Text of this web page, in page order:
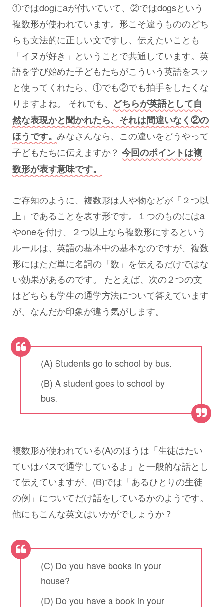
①ではdogにaが付いていて、②ではdogsという
複数形が使われています。形こそ違うもののどち
らも文法的に正しい文ですし、伝えたいことも
「イヌが好き」ということで共通しています。英
語を学び始めた子どもたちがこういう英語をスッ
と使ってくれたら、①でも②でも拍手をしたくな
りますよね。 それでも、
どちらが英語として自
然な表現かと聞かれたら、それは間違いなく②の
ほうです。 みなさんなら、この違いをどうやって
子どもたちに伝えますか？ 今回のポイントは複
数形が表す意味です。
ご存知のように、複数形は人や物などが「２つ以
上」であることを表す形です。１つのものにはa
やoneを付け、２つ以上なら複数形にするという
ルールは、英語の基本中の基本なのですが、複数
形にはただ単に名詞の「数」を伝えるだけではな
い効果があるのです。 たとえば、次の２つの文
はどちらも学生の通学方法について答えています
が、なんだか印象が違う気がします。
(A) Students go to school by bus.
(B) A student goes to school by
bus.
複数形が使われている(A)のほうは「生徒はたい
ていはバスで通学しているよ」と一般的な話とし
て伝えていますが、(B)では「あるひとりの生徒
の例」についてだけ話をしているかのようです。
他にもこんな英文はいかがでしょうか？
(C) Do you have books in your
house?
(D) Do you have a book in your